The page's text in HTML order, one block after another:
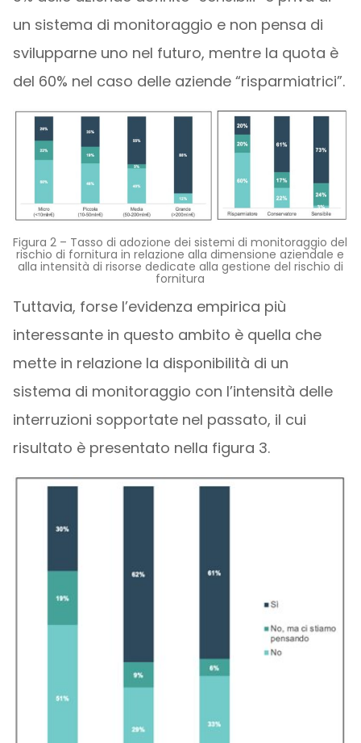
un sistema di monitoraggio e non pensa di
svilupparne uno nel futuro, mentre la quota è
del 60% nel caso delle aziende “risparmiatrici”.
Figura 2 – Tasso di adozione dei sistemi di monitoraggio del
rischio di fornitura in relazione alla dimensione aziendale e
alla intensità di risorse dedicate alla gestione del rischio di
fornitura
Tuttavia, forse l’evidenza empirica più
interessante in questo ambito è quella che
mette in relazione la disponibilità di un
sistema di monitoraggio con l’intensità delle
interruzioni sopportate nel passato, il cui
risultato è presentato nella figura 3.